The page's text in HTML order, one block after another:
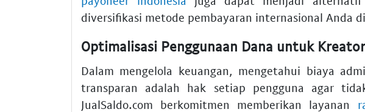
diversifikasi metode pembayaran internasional Anda
Optimalisasi Penggunaan Dana untuk Kreator
Dalam mengelola keuangan, mengetahui biaya
transparan adalah hak setiap pengguna agar
JualSaldo.com berkomitmen memberikan layanan